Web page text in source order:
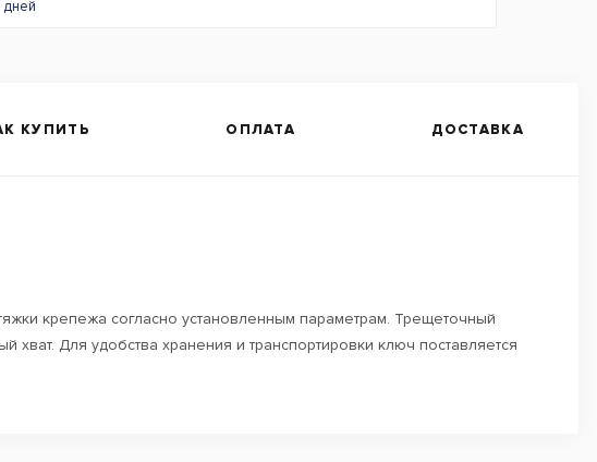
дней
КУПИТЬ ОПЛАТА ДОСТАВКА
крепежа согласно установленным параметрам. Трещеточный
Для удобства хранения и транспортировки ключ поставляется